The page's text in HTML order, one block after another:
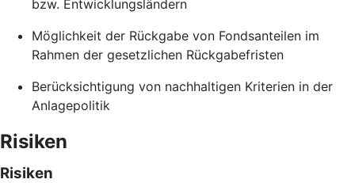
bzw. Entwicklungsländern
Möglichkeit der Rückgabe von Fondsanteilen im
Rahmen der gesetzlichen Rückgabefristen
Berücksichtigung von nachhaltigen Kriterien in der
Anlagepolitik
Risiken
Risiken